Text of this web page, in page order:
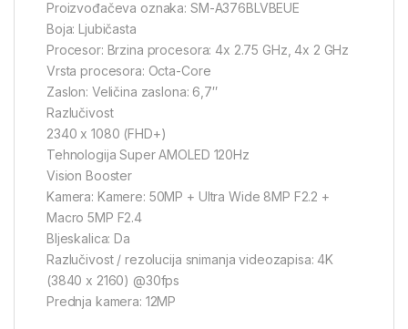
Proizvođačeva oznaka: SM-A376BLVBEUE
Boja: Ljubičasta
Procesor: Brzina procesora: 4x 2.75 GHz, 4x 2 GHz
Vrsta procesora: Octa-Core
Zaslon: Veličina zaslona: 6,7″
Razlučivost
2340 x 1080 (FHD+)
Tehnologija Super AMOLED 120Hz
Vision Booster
Kamera: Kamere: 50MP + Ultra Wide 8MP F2.2 +
Macro 5MP F2.4
Bljeskalica: Da
Razlučivost / rezolucija snimanja videozapisa: 4K
(3840 x 2160) @30fps
Prednja kamera: 12MP